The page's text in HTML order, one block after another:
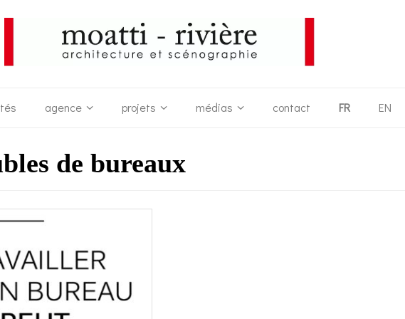
agence projets médias contact FR EN
de bureaux